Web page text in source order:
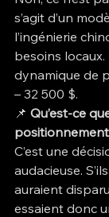
s’agit d’un
l’ingénierie
besoins
dynamique de
– 32 500 $.
📌 Qu’est-ce
C’est une
audacieuse.
auraient
essaient donc